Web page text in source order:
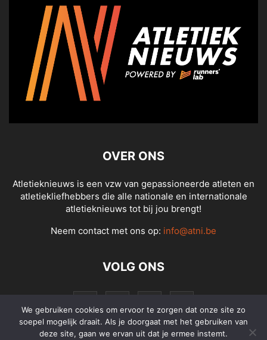
OVER ONS
Atletieknieuws is een vzw van gepassioneerde atleten en
atletiekliefhebbers die alle nationale en internationale
atletieknieuws tot bij jou brengt!
Neem contact met ons op: info@atni.be
VOLG ONS
We gebruiken cookies om ervoor te zorgen dat onze site zo
soepel mogelijk draait. Als je doorgaat met het gebruiken van
deze site, gaan we ervan uit dat je ermee instemt.